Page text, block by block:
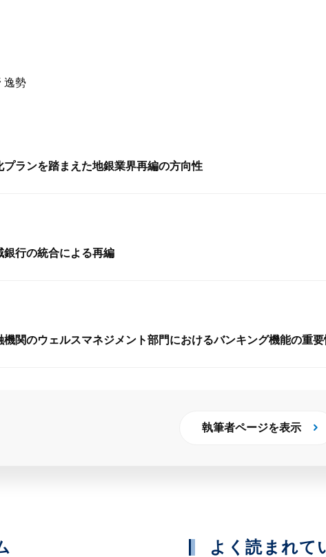
逸勢
プランを踏まえた地銀業界再編の方向性
銀行の統合による再編
機関のウェルスマネジメント部門におけるバンキング機能の重要
執筆者ページを表示
よく読まれて